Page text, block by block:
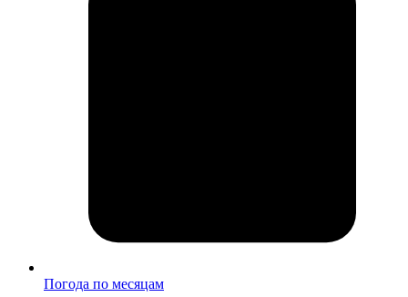
Погода по месяцам